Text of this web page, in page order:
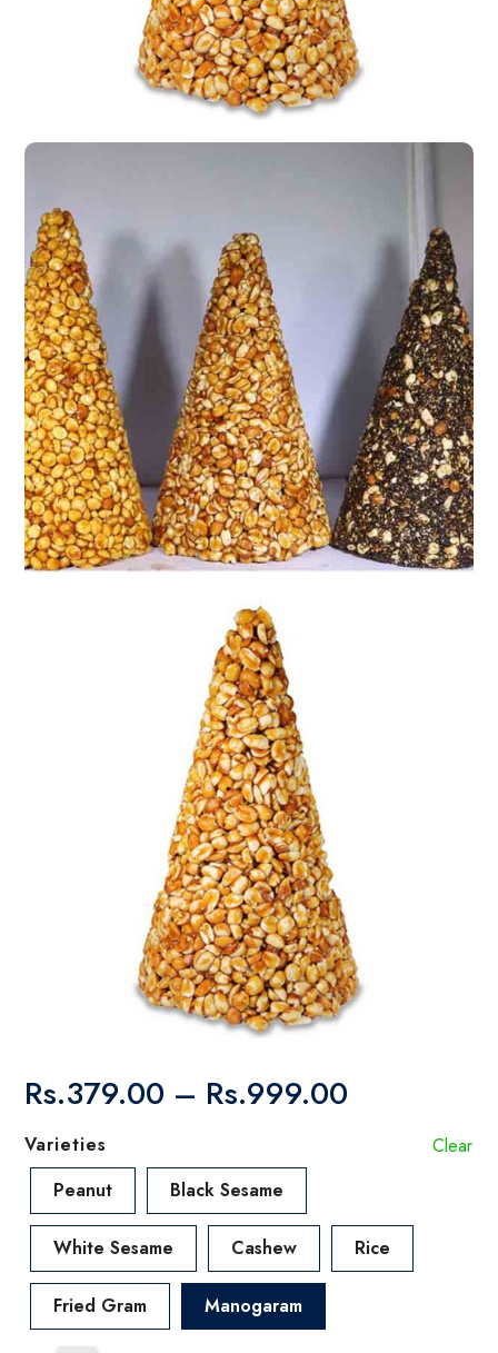
Rs.379.00 – Rs.999.00
Rs.379.00
through
Varieties
Peanut
Black Sesame
White Sesame Cashew Rice
Fried Gram Manogaram
Clear